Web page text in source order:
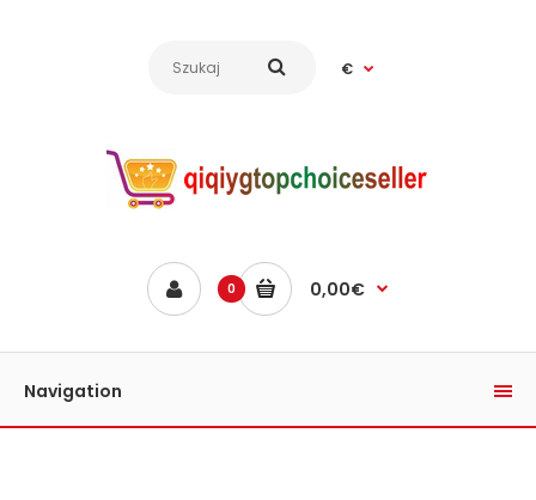
€
0 0,00€
Navigation